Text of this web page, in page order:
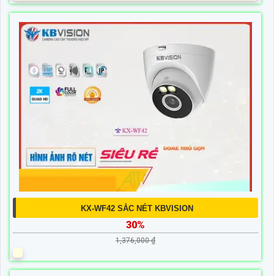
KX-WF42 SẮC NÉT KBVISION
30%
1,376,000 ₫